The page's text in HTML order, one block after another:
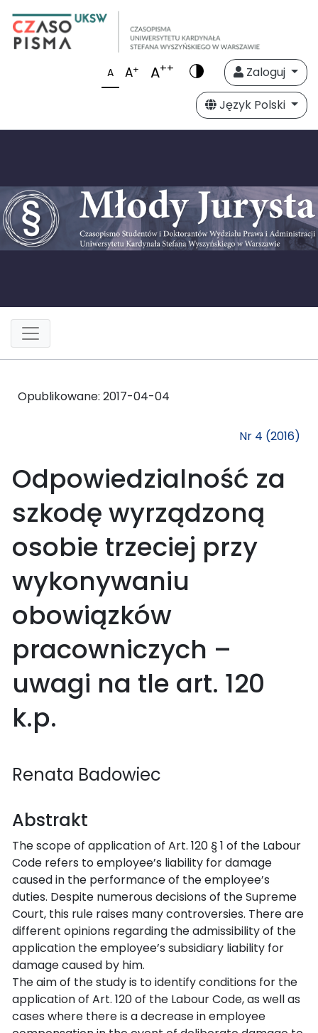
A A+ A++
Zaloguj
Język Polski
Opublikowane: 2017-04-04
Nr 4 (2016)
Odpowiedzialność za
szkodę wyrządzoną
osobie trzeciej przy
wykonywaniu
obowiązków
pracowniczych –
uwagi na tle art. 120
k.p.
Renata Badowiec
Abstrakt
The scope of application of Art. 120 § 1 of the Labour
Code refers to employee’s liability for damage
caused in the performance of the employee’s
duties. Despite numerous decisions of the Supreme
Court, this rule raises many controversies. There are
different opinions regarding the admissibility of the
application the employee’s subsidiary liability for
damage caused by him.
The aim of the study is to identify conditions for the
application of Art. 120 of the Labour Code, as well as
cases where there is a decrease in employee